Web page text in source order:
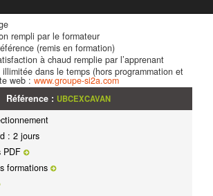
rempli par le formateur
(remis en formation)
à chaud remplie par l’apprenant
dans le temps (hors programmation et
web : www.groupe-si2a.com
Référence : UBCEXCAVAN
: 2 jours
PDF
formations